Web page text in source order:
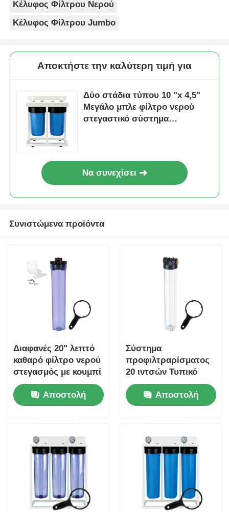
Κέλυφος Φίλτρου Νερού
Κέλυφος Φίλτρου Jumbo
Αποκτήστε την καλύτερη τιμή για
Δύο στάδια τύπου 10 "x 4,5"
Μεγάλο μπλε φίλτρο νερού
στεγαστικό σύστημα
Να συνεχίσει
Συνιστώμενα προϊόντα
Διαφανές 20" λεπτό
καθαρό φίλτρο νερού
στεγασμός με κουμπί
ανακούφισης πιέσης
Αποστολή
Σύστημα
προφιλτραρίσματος
20 ιντσών Τυπικό
σύστημα
προφιλτραρίσματος
περιβλήματος
νερού NPT/BSP Θύρα
απελευθέρωσης
Αποστολή